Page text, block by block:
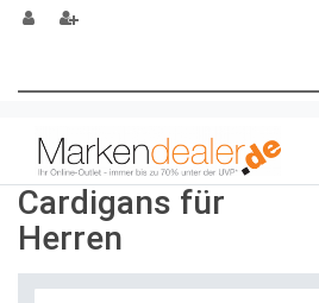
Cardigans für
Herren